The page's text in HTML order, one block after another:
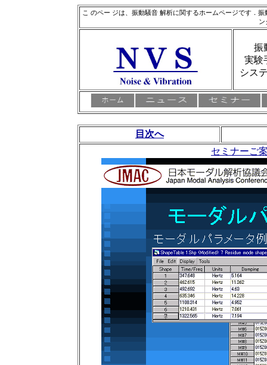
こ のペー ジは、振動騒音 解析に関するホームページです．
ン
振
実験
シス
目次へ
セミナーご